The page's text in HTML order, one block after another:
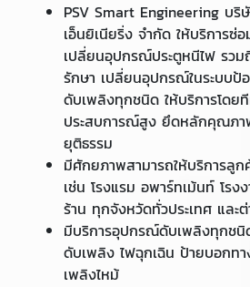
PSV Smart Engineering บริ
เอ็นยิเนียริ่ง จำกัด ให้บริการซ่
เปลี่ยนอุปกรณ์ประตูหนีไฟ รว
รักษา เปลี่ยนอุปกรณ์ในระบบป้
ดับเพลิงทุกชนิด ให้บริการโดย
ประสบการณ์สูง ยึดหลักคุณภา
ยุติธรรม
มีศักยภาพสามารถให้บริการลูก
เช่น โรงแรม อพาร์ทเม้นท์ โร
ร้าน ทุกจังหวัดทั่วประเทศ และต่
มีบริการอุปกรณ์ดับเพลิงทุกช
ดับเพลิง ไฟฉุกเฉิน ป้ายบอกท
เพลิงไหม้